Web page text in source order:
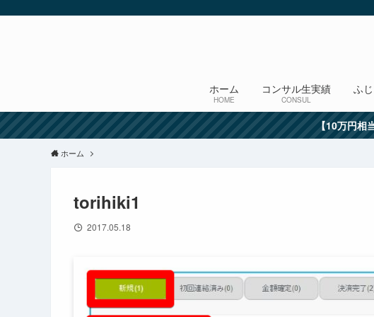
ホーム
HOME
コンサル生実績
CONSUL
ふ
【10万円相
ホーム
torihiki1
2017.05.18